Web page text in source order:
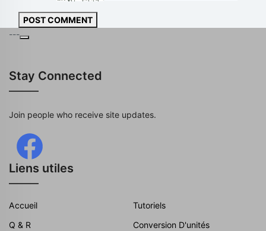
POST COMMENT
---
Stay Connected
Join people who receive site updates.
Liens utiles
Accueil
Tutoriels
Q & R
Conversion D'unités